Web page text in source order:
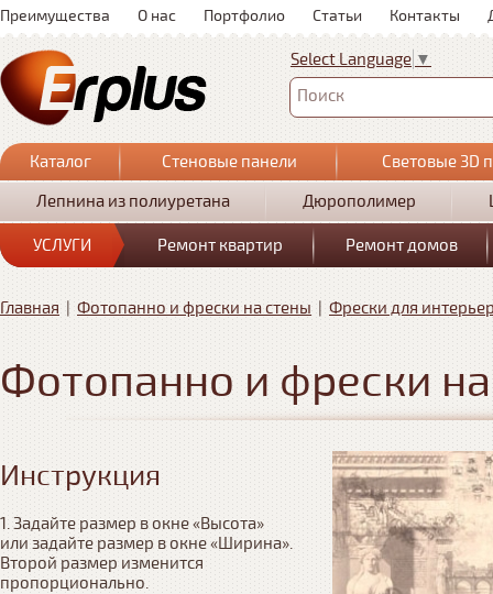
Преимущества О нас Портфолио Статьи Контакты
Select Language ▼
Поиск
Каталог Стеновые панели
Световые 3D
Лепнина из полиуретана
Дюрополимер
УСЛУГИ Ремонт квартир Ремонт домов
Главная | Фотопанно и фрески на стены | Фрески для
Фотопанно и фрески
Инструкция
1. Задайте размер в окне «Высота»
или задайте размер в окне «Ширина».
Второй размер изменится
пропорционально.